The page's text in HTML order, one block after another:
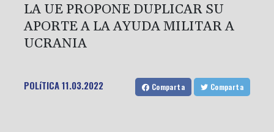
LA UE PROPONE DUPLICAR SU
APORTE A LA AYUDA MILITAR A
UCRANIA
POLíTICA11.03.2022 Comparta Comparta